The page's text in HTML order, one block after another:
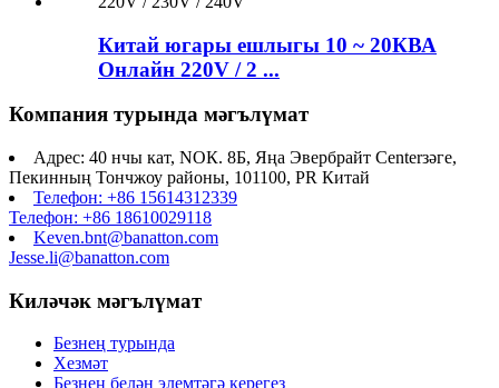
Китай югары ешлыгы 10 ~ 20КВА
Онлайн 220V / 2 ...
Компания турында мәгълүмат
Адрес: 40 нчы кат, NOК. 8Б, Яңа Эвербрайт Centerзәге,
Пекинның Тончжоу районы, 101100, PR Китай
Телефон: +86 15614312339
Телефон: +86 18610029118
Keven.bnt@banatton.com
Jesse.li@banatton.com
Киләчәк мәгълүмат
Безнең турында
Хезмәт
Безнең белән элемтәгә керегез